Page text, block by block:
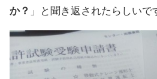
か？ 」と聞き返されたらしいで